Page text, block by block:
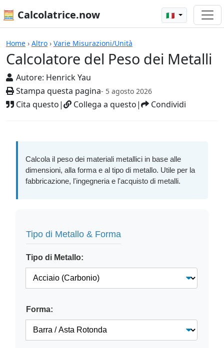
🧮 Calcolatrice.now 🇮🇹
Home › Altro › Varie Misurazioni/Unità
Calcolatore del Peso dei Metalli
Autore: Henrick Yau
Stampa questa pagina- 5 agosto 2026
Cita questo| Collega a questo| Condividi
Calcolatrici
Calcola il peso dei materiali metallici in base alle
dimensioni, alla forma e al tipo di metallo. Utile per la
fabbricazione, l'ingegneria e l'acquisto di metalli.
Tipo di Metallo & Forma
Tipo di Metallo:
Forma: